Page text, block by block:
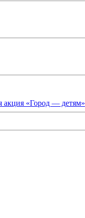
акция «Город — детям»